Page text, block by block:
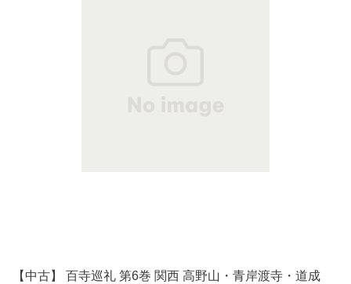
【中古】 百寺巡礼 第6巻 関西 高野山・青岸渡寺・道成